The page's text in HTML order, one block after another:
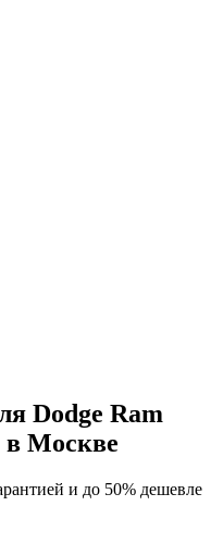
Dodge Ram
в Москве
и до 50% дешевле